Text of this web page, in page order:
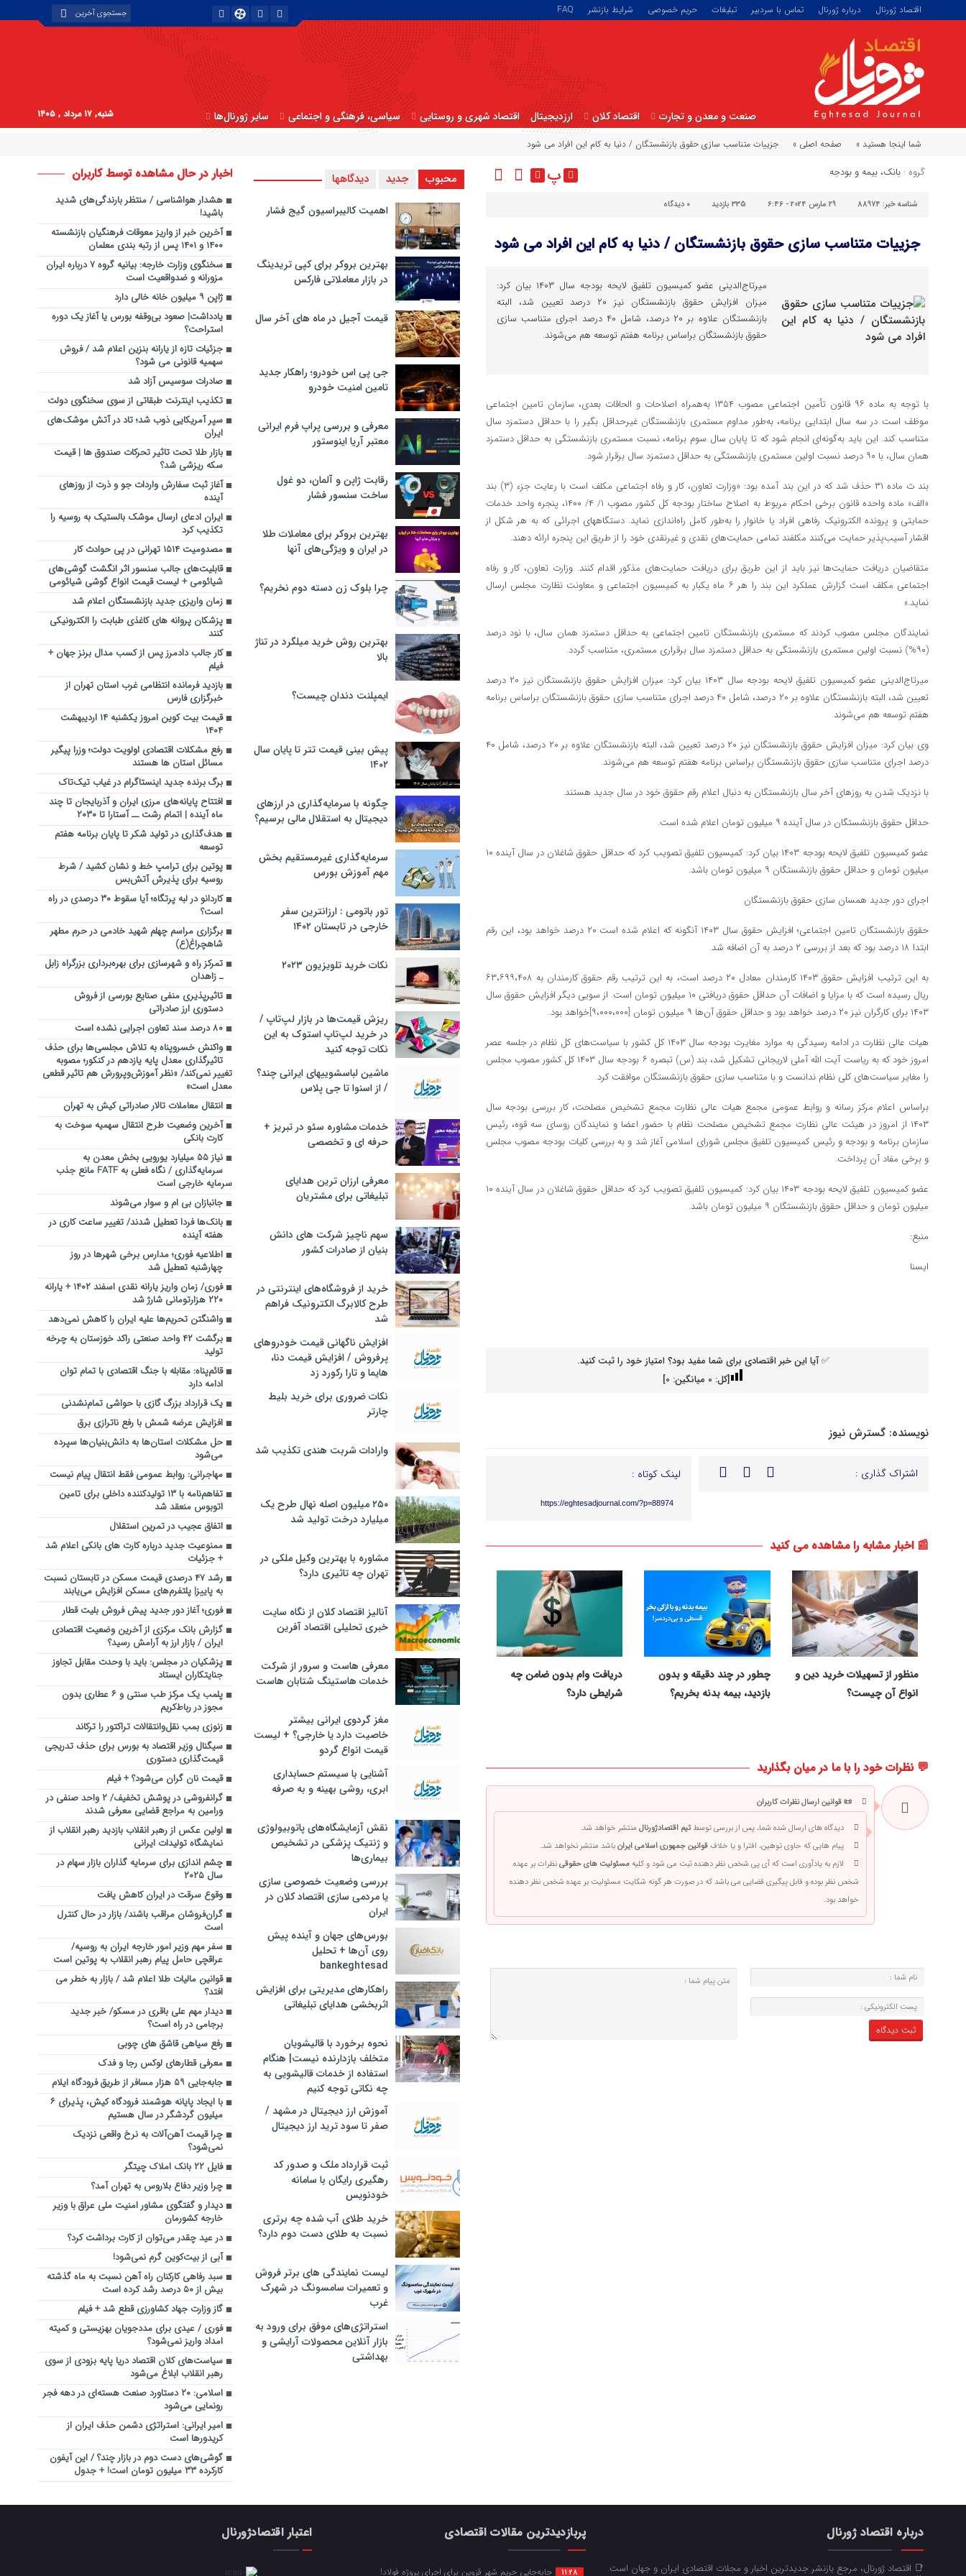
اقتصاد ژورنال درباره ژورنال تماس با سردبیر تبلیغات حریم خصوصی شرایط بازنشر FAQ
صنعت و معدن و تجارت اقتصاد کلان ارزدیجیتال اقتصاد شهری و روستایی سیاسی، فرهنگی و اجتماعی سایر ژورنال‌ها شنبه, ۱۷ مرداد , ۱۴۰۵
شما اینجا هستید » صفحه اصلی » جزییات متناسب سازی حقوق بازنشستگان / دنیا به کام این افراد می شود
گروه : بانک، بیمه و بودجه پ
شناسه خبر: 88974 29 مارس 2024 - 6:46 335 بازدید ۰ دیدگاه
جزییات متناسب سازی حقوق بازنشستگان / دنیا به کام این افراد می شود
میرتاج‌الدینی عضو کمیسیون تلفیق لایحه بودجه سال ۱۴۰۳ بیان کرد:
میزان افزایش حقوق بازنشستگان نیز ۲۰ درصد تعیین شد، البته
بازنشستگان علاوه بر ۲۰ درصد، شامل ۴۰ درصد اجرای متناسب سازی
حقوق بازنشستگان براساس برنامه هفتم توسعه هم می‌شوند.
با توجه به ماده ۹۶ قانون تأمین اجتماعی مصوب ۱۳۵۴ به‌همراه اصلاحات و الحاقات بعدی، سازمان تامین اجتماعی
موظف است در سه سال ابتدایی برنامه، به‌طور مداوم مستمری بازنشستگان غیرحداقل بگیر را با حداقل دستمزد سال
متناسب کند. این باید به‌گونه‌ای انجام شود که تا پایان سال سوم برنامه، نسبت مستمری بازنشستگی به حداقل دستمزد
همان سال، با ۹۰ درصد نسبت اولین مستمری بازنشستگی به حداقل دستمزد سال برقرار شود.
بند ث ماده ۳۱ حذف شد که در این بند آمده بود: «وزارت تعاون، کار و رفاه اجتماعی مکلف است با رعایت جزء (۳) بند
«الف» ماده واحده قانون برخی احکام مربوط به اصلاح ساختار بودجه کل کشور مصوب ۱/ ۴/ ۱۴۰۰، پنجره واحد خدمات
حمایتی و پرونده الکترونیک رفاهی افراد یا خانوار را به‌طور کامل راه‌اندازی نماید. دستگاههای اجرائی که به هر شکل از
اقشار آسیب‌پذیر حمایت می‌کنند مکلفند تمامی حمایت‌های نقدی و غیرنقدی خود را از طریق این پنجره ارائه دهند.
متقاضیان دریافت حمایت‌ها نیز باید از این طریق برای دریافت حمایت‌های مذکور اقدام کنند. وزارت تعاون، کار و رفاه
اجتماعی مکلف است گزارش عملکرد این بند را هر ۶ ماه یکبار به کمیسیون اجتماعی و معاونت نظارت مجلس ارسال
نماید.»
نمایندگان مجلس مصوب کردند که مستمری بازنشستگان تامین اجتماعی به حداقل دستمزد همان سال، با نود درصد
(۹۰%) نسبت اولین مستمری بازنشستگی به حداقل دستمزد سال برقراری مستمری، متناسب گردد.
میرتاج‌الدینی عضو کمیسیون تلفیق لایحه بودجه سال ۱۴۰۳ بیان کرد: میزان افزایش حقوق بازنشستگان نیز ۲۰ درصد
تعیین شد، البته بازنشستگان علاوه بر ۲۰ درصد، شامل ۴۰ درصد اجرای متناسب سازی حقوق بازنشستگان براساس برنامه
هفتم توسعه هم می‌شوند.
وی بیان کرد: میزان افزایش حقوق بازنشستگان نیز ۲۰ درصد تعیین شد، البته بازنشستگان علاوه بر ۲۰ درصد، شامل ۴۰
درصد اجرای متناسب سازی حقوق بازنشستگان براساس برنامه هفتم توسعه هم می‌شوند.
با نزدیک شدن به روزهای آخر سال بازنشستگان به دنبال اعلام رقم حقوق خود در سال جدید هستند.
حداقل حقوق بازنشستگان در سال آینده ۹ میلیون تومان اعلام شده است.
عضو کمیسیون تلفیق لایحه بودجه ۱۴۰۳ بیان کرد: کمیسیون تلفیق تصویب کرد که حداقل حقوق شاغلان در سال آینده ۱۰
میلیون تومان و حداقل حقوق بازنشستگان ۹ میلیون تومان باشد.
اجرای دور جدید همسان سازی حقوق بازنشستگان
حقوق بازنشستگان تامین اجتماعی؛ افزایش حقوق سال ۱۴۰۳ آنگونه که اعلام شده است ۲۰ درصد خواهد بود، این رقم
ابتدا ۱۸ درصد بود که بعد از بررسی ۲ درصد به آن اضافه شد.
به این ترتیب افزایش حقوق ۱۴۰۳ کارمندان معادل ۲۰ درصد است، به این ترتیب رقم حقوق کارمندان به ۶۳،۶۹۹،۴۰۸
ریال رسیده است که با مزایا و اضافات آن حداقل حقوق دریافتی ۱۰ میلیون تومان است. از سویی دیگر افزایش حقوق سال
۱۴۰۳ برای کارگران نیز ۲۰ درصد خواهد بود و حداقل حقوق آن‌ها ۹ میلیون تومان [۹،۰۰۰،۰۰۰]خواهد بود.
هیات عالی نظارت در ادامه رسیدگی به موارد مغایرت بودجه سال ۱۴۰۳ کل کشور با سیاست‌های کل نظام در جلسه عصر
امروز خود که به ریاست آیت الله آملی لاریجانی تشکیل شد، بند (س) تبصره ۶ بودجه سال ۱۴۰۳ کل کشور مصوب مجلس
را مغایر سیاست‌های کلی نظام ندانست و با متناسب سازی حقوق بازنشستگان موافقت کرد.
براساس اعلام مرکز رسانه و روابط عمومی مجمع هیات عالی نظارت مجمع تشخیص مصلحت، کار بررسی بودجه سال
۱۴۰۳ از امروز در هیئت عالی نظارت مجمع تشخیص مصلحت نظام با حضور اعضا و نمایندگان روسای سه قوه، رئیس
سازمان برنامه و بودجه و رئیس کمیسیون تلفیق مجلس شورای اسلامی آغاز شد و به بررسی کلیات بودجه مصوب مجلس
و برخی مفاد آن پرداخت.
عضو کمیسیون تلفیق لایحه بودجه ۱۴۰۳ بیان کرد: کمیسیون تلفیق تصویب کرد که حداقل حقوق شاغلان در سال آینده ۱۰
میلیون تومان و حداقل حقوق بازنشستگان ۹ میلیون تومان باشد.
منبع:
ایسنا
✅ آیا این خبر اقتصادی برای شما مفید بود؟ امتیاز خود را ثبت کنید.
[کل: 0 میانگین: 0
]
نویسنده: گسترش نیوز
اشتراک گذاری : لینک کوتاه :
https://eghtesadjournal.com/?p=88974
📰 اخبار مشابه را مشاهده می کنید
منظور از تسهیلات خرید دین و
انواع آن چیست؟
چطور در چند دقیقه و بدون
بازدید، بیمه بدنه بخریم؟
دریافت وام بدون ضامن چه
شرایطی دارد؟
💬 نظرات خود را با ما در میان بگذارید
📜 قوانین ارسال نظرات کاربران
دیدگاه های ارسال شده شما، پس از بررسی توسط تیم اقتصادژورنال منتشر خواهد شد.
پیام هایی که حاوی توهین، افترا و یا خلاف قوانین جمهوری اسلامی ایرانباشد منتشر نخواهد شد.
لازم به یادآوری است که آی پی شخص نظر دهنده ثبت می شود و کلیه مسئولیت های حقوقینظرات بر عهده
شخص نظر بوده و قابل پیگیری قضایی می باشد که در صورت هر گونه شکایت مسئولیت بر عهده شخص نظر دهنده
خواهد بود.
محبوب جدید دیدگاهها
اهمیت کالیبراسیون گیج فشار
بهترین بروکر برای کپی‌ تریدینگ
در بازار معاملاتی فارکس
قیمت آجیل در ماه های آخر سال
جی پی اس خودرو؛ راهکار جدید
تامین امنیت خودرو
معرفی و بررسی پراپ فرم ایرانی
معتبر آریا اینوستور
رقابت ژاپن و آلمان، دو غول
ساخت سنسور فشار
بهترین بروکر برای معاملات طلا
در ایران و ویژگی‌های آنها
چرا بلوک زن دسته دوم نخریم؟
بهترین روش خرید میلگرد در تناژ
بالا
ایمپلنت دندان چیست؟
پیش بینی قیمت تتر تا پایان سال
۱۴۰۲
چگونه با سرمایه‌گذاری در ارزهای
دیجیتال به استقلال مالی برسیم؟
سرمایه‌گذاری غیرمستقیم بخش
مهم آموزش بورس
تور باتومی : ارزانترین سفر
خارجی در تابستان ۱۴۰۲
نکات خرید تلویزیون ۲۰۲۳
ریزش قیمت‌ها در بازار لپ‌تاپ /
در خرید لپ‌تاپ استوک به این
نکات توجه کنید
ماشین لباسشویی‎های ایرانی چند؟
/ از اسنوا تا جی پلاس
خدمات مشاوره سئو در تبریز +
حرفه ای و تخصصی
معرفی ارزان ترین هدایای
تبلیغاتی برای مشتریان
سهم ناچیز شرکت های دانش
بنیان از صادرات کشور
خرید از فروشگاه‌های اینترنتی در
طرح کالابرگ الکترونیک فراهم
شد
افزایش ناگهانی قیمت خودروهای
پرفروش / افزایش قیمت دنا،
هایما و تارا رکورد زد
نکات ضروری برای خرید بلیط
چارتر
وارادات شربت هندی تکذیب شد
۲۵۰ میلیون اصله نهال طرح یک
میلیارد درخت تولید شد
مشاوره با بهترین وکیل ملکی در
تهران چه تاثیری دارد؟
آنالیز اقتصاد کلان از نگاه سایت
خبری تحلیلی اقتصاد آفرین
معرفی هاست و سرور از شرکت
خدمات هاستینگ شتابان هاست
مغز گردوی ایرانی بیشتر
خاصیت دارد یا خارجی؟ + لیست
قیمت انواع گردو
آشنایی با سیستم حسابداری
ابری، روشی بهینه و به صرفه
نقش آزمایشگاه‌های پاتوبیولوژی
و ژنتیک پزشکی در تشخیص
بیماری‌ها
بررسی وضعیت خصوصی سازی
یا مردمی سازی اقتصاد کلان در
ایران
بورس‌های جهان و آینده پیش
روی آن‌ها + تحلیل
bankeghtesad
راهکارهای مدیریتی برای افزایش
اثربخشی هدایای تبلیغاتی
نحوه برخورد با قالیشویان
متخلف بازدارنده نیست| هنگام
استفاده از خدمات قالیشویی به
چه نکاتی توجه کنیم
آموزش ارز دیجیتال در مشهد /
صفر تا سود ترید ارز دیجیتال
ثبت قرارداد ملک و صدور کد
رهگیری رایگان با سامانه
خودنویس
خرید طلای آب شده چه برتری
نسبت به طلای دست دوم دارد؟
لیست نمایندگی های برتر فروش
و تعمیرات سامسونگ در شهرک
غرب
استراتژی‌های موفق برای ورود به
بازار آنلاین محصولات آرایشی و
بهداشتی
اخبار در حال مشاهده توسط کاربران
هشدار هواشناسی / منتظر بارندگی‌های شدید
باشید!
آخرین خبر از واریز معوقات فرهنگیان بازنشسته
۱۴۰۰ و ۱۴۰۱ پس از رتبه بندی معلمان
سخنگوی وزارت خارجه: بیانیه گروه ۷ درباره ایران
مزورانه و ضدواقعیت است
ژاپن ۹ میلیون خانه خالی دارد
یادداشت| صعود بی‌وقفه بورس یا آغاز یک دوره
استراحت؟
جزئیات تازه از یارانه بنزین اعلام شد / فروش
سهمیه قانونی می شود؟
صادرات سوسیس آزاد شد
تکذیب اینترنت طبقاتی از سوی سخنگوی دولت
سپر آمریکایی ذوب شد؛ تاد در آتش موشک‌های
ایران
بازار طلا تحت تاثیر تحرکات صندوق ها | قیمت
سکه ریزشی شد؟
آغاز ثبت سفارش واردات جو و ذرت از روزهای
آینده
ایران ادعای ارسال موشک بالستیک به روسیه را
تکذیب کرد
مصدومیت ۱۵۱۴ تهرانی در پی حوادث کار
قابلیت‌های جالب سنسور اثر انگشت گوشی‌های
شیائومی + لیست قیمت انواع گوشی شیائومی
زمان واریزی جدید بازنشستگان اعلام شد
پزشکان پروانه های کاغذی طبابت را الکترونیکی
کنند
کار جالب دادمرز پس از کسب مدال برنز جهان +
فیلم
بازدید فرمانده انتظامی غرب استان تهران از
خبرگزاری فارس
قیمت بیت کوین امروز یکشنبه ۱۴ اردیبهشت
۱۴۰۴
رفع مشکلات اقتصادی اولویت دولت؛ وزرا پیگیر
مسائل استان ها هستند
برگ برنده جدید اینستاگرام در غیاب تیک‌تاک
افتتاح پایانه‌های مرزی ایران و آذربایجان تا چند
ماه آینده | اتمام رشت ــ آستارا تا ۲۰۳۰
هدف‌گذاری در تولید شکر تا پایان برنامه هفتم
توسعه
پوتین برای ترامپ خط و نشان کشید / شرط
روسیه برای پذیرش آتش‌بس
کاردانو در لبه پرتگاه؛ آیا سقوط ۳۰ درصدی در راه
است؟
برگزاری مراسم چهلم شهید خادمی در حرم مطهر
شاهچراغ(ع)
تمرکز راه و شهرسازی برای بهره‌برداری بزرگراه زابل
ـ زاهدان
تاثیرپذیری منفی صنایع بورسی از فروش
دستوری ارز صادراتی
۸۰ درصد سند تعاون اجرایی نشده است
واکنش خسروپناه به تلاش مجلسی‌ها برای حذف
تاثیرگذاری معدل پایه یازدهم در کنکور؛ مصوبه
تغییر نمی‌کند/ «نظر آموزش‌وپرورش هم تاثیر قطعی
معدل است»
انتقال معاملات تالار صادراتی کیش به تهران
آخرین وضعیت طرح انتقال سهمیه سوخت به
کارت بانکی
نیاز ۵۵ میلیارد یورویی بخش معدن به
سرمایه‌گذاری / نگاه فعلی به FATF مانع جذب
سرمایه خارجی است
جانبازان بی ام و سوار می‌شوند
بانک‌ها فردا تعطیل شدند/ تغییر ساعت کاری در
هفته آینده
اطلاعیه فوری؛ مدارس برخی شهرها در روز
چهارشنبه تعطیل شد
فوری/ زمان واریز یارانه نقدی اسفند ۱۴۰۲ + یارانه
۲۲۰ هزارتومانی شارژ شد
واشنگتن تحریم‌ها علیه ایران را کاهش نمی‌دهد
برگشت ۴۲ واحد صنعتی راکد خوزستان به چرخه
تولید
قائم‌پناه: مقابله با جنگ اقتصادی با تمام توان
ادامه دارد
یک قرارداد بزرگ گازی با حواشی تمام‌نشدنی
افزایش عرضه شمش با رفع ناترازی برق
حل مشکلات استان‌ها به دانش‌بنیان‌ها سپرده
می‌شود
مهاجرانی: روابط عمومی فقط انتقال پیام نیست
تفاهم‌نامه با ۱۳ تولیدکننده داخلی برای تامین
اتوبوس منعقد شد
اتفاق عجیب در تمرین استقلال
ممنوعیت جدید درباره کارت های بانکی اعلام شد
+ جزئیات
رشد ۴۷ درصدی قیمت مسکن در تابستان نسبت
به پاییز| پلتفرم‌های مسکن افزایش می‌یابند
فوری؛ آغاز دور جدید پیش فروش بلیت قطار
گزارش بانک مرکزی از آخرین وضعیت اقتصادی
ایران / بازار ارز به آرامش رسید؟
پزشکیان در مجلس: باید با وحدت مقابل تجاوز
جنایتکاران ایستاد
پلمب یک مرکز طب سنتی و ۶ عطاری بدون
مجوز در رباط‌کریم
زنوزی بمب نقل‌وانتقالات تراکتور را ترکاند
سیگنال وزیر اقتصاد به بورس برای حذف تدریجی
قیمت‌گذاری دستوری
قیمت نان گران می‌شود؟ + فیلم
گرانفروشی در پوشش تخفیف/ ۲ واحد صنفی در
ورامین به مراجع قضایی معرفی شدند
اولین عکس از رهبر انقلاب بازدید رهبر انقلاب از
نمایشگاه تولیدات ایرانی
چشم اندازی برای سرمایه گذاران بازار سهام در
سال ۲۰۲۵
وقوع سرقت در ایران کاهش یافت
گران‌فروشان مراقب باشند/ بازار در حال کنترل
است
سفر مهم وزیر امور خارجه ایران به روسیه/
عراقچی حامل پیام رهبر انقلاب به پوتین است
قوانین مالیات طلا اعلام شد / بازار به خطر می
افتد؟
دیدار مهم علی باقری در مسکو/ خبر جدید
برجامی در راه است؟
رفع سیاهی قاشق های چوبی
معرفی قطارهای لوکس رجا و فدک
جابه‌جایی ۵۹ هزار مسافر از طریق فرودگاه ایلام
با ایجاد پایانه هوشمند فرودگاه کیش، پذیرای ۶
میلیون گردشگر در سال هستیم
چرا قیمت آهن‌آلات به نرخ واقعی نزدیک
نمی‌شود؟
فایل ۲۲ بانک املاک چیتگر
چرا وزیر دفاع بلاروس به تهران آمد؟
دیدار و گفتگوی مشاور امنیت ملی عراق با وزیر
خارجه کشورمان
در عید چقدر می‌توان از کارت برداشت کرد؟
آبی از بیت‌کوین گرم نمی‌شود!
سبد رفاهی کارکنان راه آهن نسبت به ماه گذشته
بیش از ۵۰ درصد رشد کرده است
گاز وزارت جهاد کشاورزی قطع شد + فیلم
فوری / عیدی برای مددجویان بهزیستی و کمیته
امداد واریز نمی‌شود؟
سیاست‌های کلان اقتصاد دریا پایه بزودی از سوی
رهبر انقلاب ابلاغ می‌شود
اسلامی: ۲۰ دستاورد صنعت هسته‌ای در دهه فجر
رونمایی می‌شود
امیر ایرانی: استراتژی دشمن حذف ایران از
کریدورها است
گوشی‌های دست دوم در بازار چند؟ / این آیفون
کارکرده ۳۳ میلیون تومان است! + جدول
درباره اقتصاد ژورنال
📑 اقتصاد ژورنال، مرجع بازنشر جدیدترین اخبار و مجلات اقتصادی ایران و جهان است.
پربازدیدترین مقالات اقتصادی
11:28 جابه‌جایی حریم شهر قزوین برای اجرای پروژه فولاد!
اعتبار اقتصادژورنال